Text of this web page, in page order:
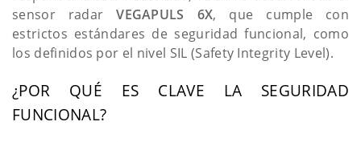
sensor radarVEGAPULS 6X, que cumple con
estrictos estándares de seguridad funcional, como
los definidos por el nivel SIL (Safety Integrity Level).
¿POR QUÉ ES CLAVE LA SEGURIDAD
FUNCIONAL?